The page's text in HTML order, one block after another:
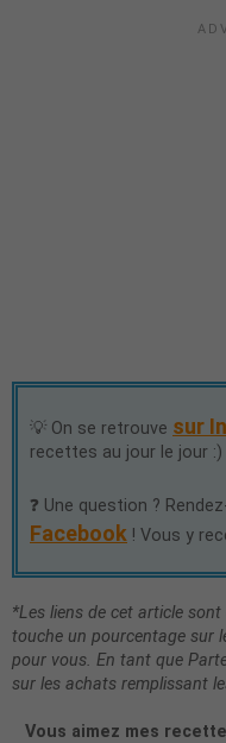
💡 On se retrouve sur
recettes au jour le jour :)
❓ Une question ?
Facebook ! Vous y
*Les liens de cet article
touche un pourcentage sur
pour vous. En tant que
sur les achats remplissant
Vous aimez mes